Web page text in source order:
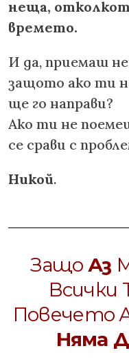
неща,
времето.
И да, приемаш
защото ако ти
ще го направи?
Ако ти не
се срави с
Никой.
ЗащоАз
Всички
Повечето
Няма